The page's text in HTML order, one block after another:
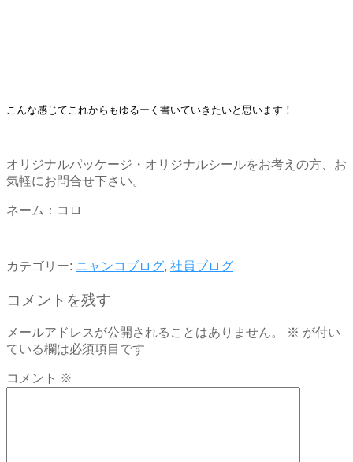
こんな感じてこれからもゆるーく書いていきたいと思います！
オリジナルパッケージ・オリジナルシールをお考えの方、お
気軽にお問合せ下さい。
ネーム：コロ
カテゴリー: ニャンコブログ, 社員ブログ
コメントを残す
メールアドレスが公開されることはありません。 ※ が付い
ている欄は必須項目です
コメント ※